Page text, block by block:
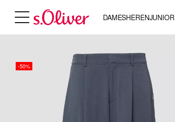
DAMESHERENJUNIOR
-50%